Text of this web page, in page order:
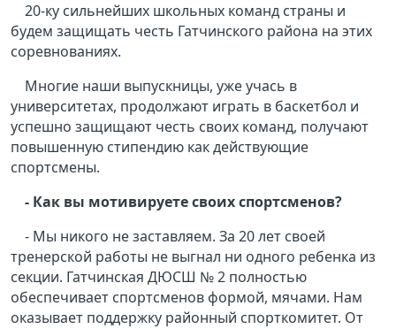
20-ку сильнейших школьных команд страны и
будем защищать честь Гатчинского района на этих
соревнованиях.
Многие наши выпускницы, уже учась в
университетах, продолжают играть в баскетбол и
успешно защищают честь своих команд, получают
повышенную стипендию как действующие
спортсмены.
- Как вы мотивируете своих спортсменов?
- Мы никого не заставляем. За 20 лет своей
тренерской работы не выгнал ни одного ребенка из
секции. Гатчинская ДЮСШ № 2 полностью
обеспечивает спортсменов формой, мячами. Нам
оказывает поддержку районный спорткомитет. От